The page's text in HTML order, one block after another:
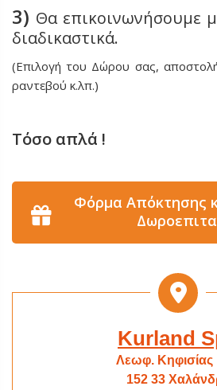
3) Θα επικοινωνήσουμε
διαδικαστικά.
(Επιλογή του Δώρου σας,
ραντεβού κ.λπ.)
Τόσο απλά !
Φόρμα Απόκτησης
Kurland
Λεωφ. Κηφισίας
152 33